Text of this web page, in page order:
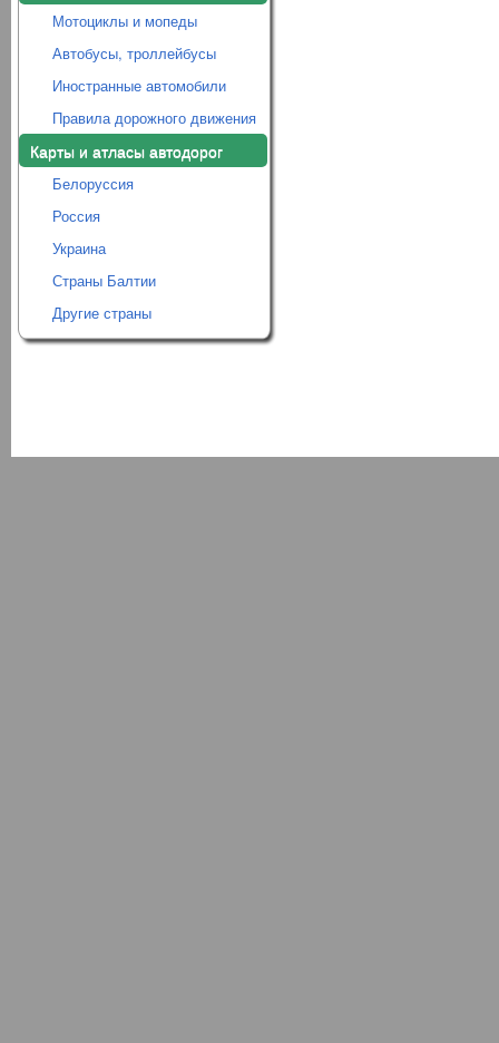
Мотоциклы и мопеды
Автобусы, троллейбусы
Иностранные автомобили
Правила дорожного движения
Карты и атласы автодорог
Белоруссия
Россия
Украина
Страны Балтии
Другие страны